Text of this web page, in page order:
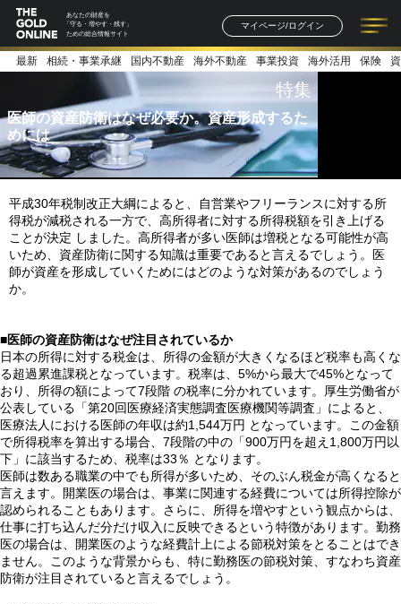
あなたの財産を
「守る・増やす・残す」
ための総合情報サイト
マイページ/ログイン
記事一覧 連載一覧
著者一覧 書籍一覧
最新 相続・事業承継 国内不動産 海外不動産 事業投資 海外活用 保険
特集
医師の資産防衛はなぜ必要か。資産形成するた
めには
平成30年税制改正大綱によると、自営業やフリーランスに対する所
得税が減税される一方で、高所得者に対する所得税額を引き上げる
ことが決定 しました。高所得者が多い医師は増税となる可能性が高
いため、資産防衛に関する知識は重要であると言えるでしょう。医
師が資産を形成していくためにはどのような対策があるのでしょう
か。
■医師の資産防衛はなぜ注目されているか
日本の所得に対する税金は、所得の金額が大きくなるほど税率も高くな
る超過累進課税となっています。税率は、5%から最大で45%となって
おり、所得の額によって7段階 の税率に分かれています。厚生労働省が
公表している「第20回医療経済実態調査医療機関等調査」によると、
医療法人における医師の年収は約1,544万円 となっています。この金額
で所得税率を算出する場合、7段階の中の「900万円を超え1,800万円以
下」に該当するため、税率は33％ となります。
医師は数ある職業の中でも所得が多いため、そのぶん税金が高くなると
言えます。開業医の場合は、事業に関連する経費については所得控除が
認められることもあります。さらに、所得を増やすという観点からは、
仕事に打ち込んだ分だけ収入に反映できるという特徴があります。勤務
医の場合は、開業医のような経費計上による節税対策をとることはでき
ません。このような背景からも、特に勤務医の節税対策、すなわち資産
防衛が注目されていると言えるでしょう。